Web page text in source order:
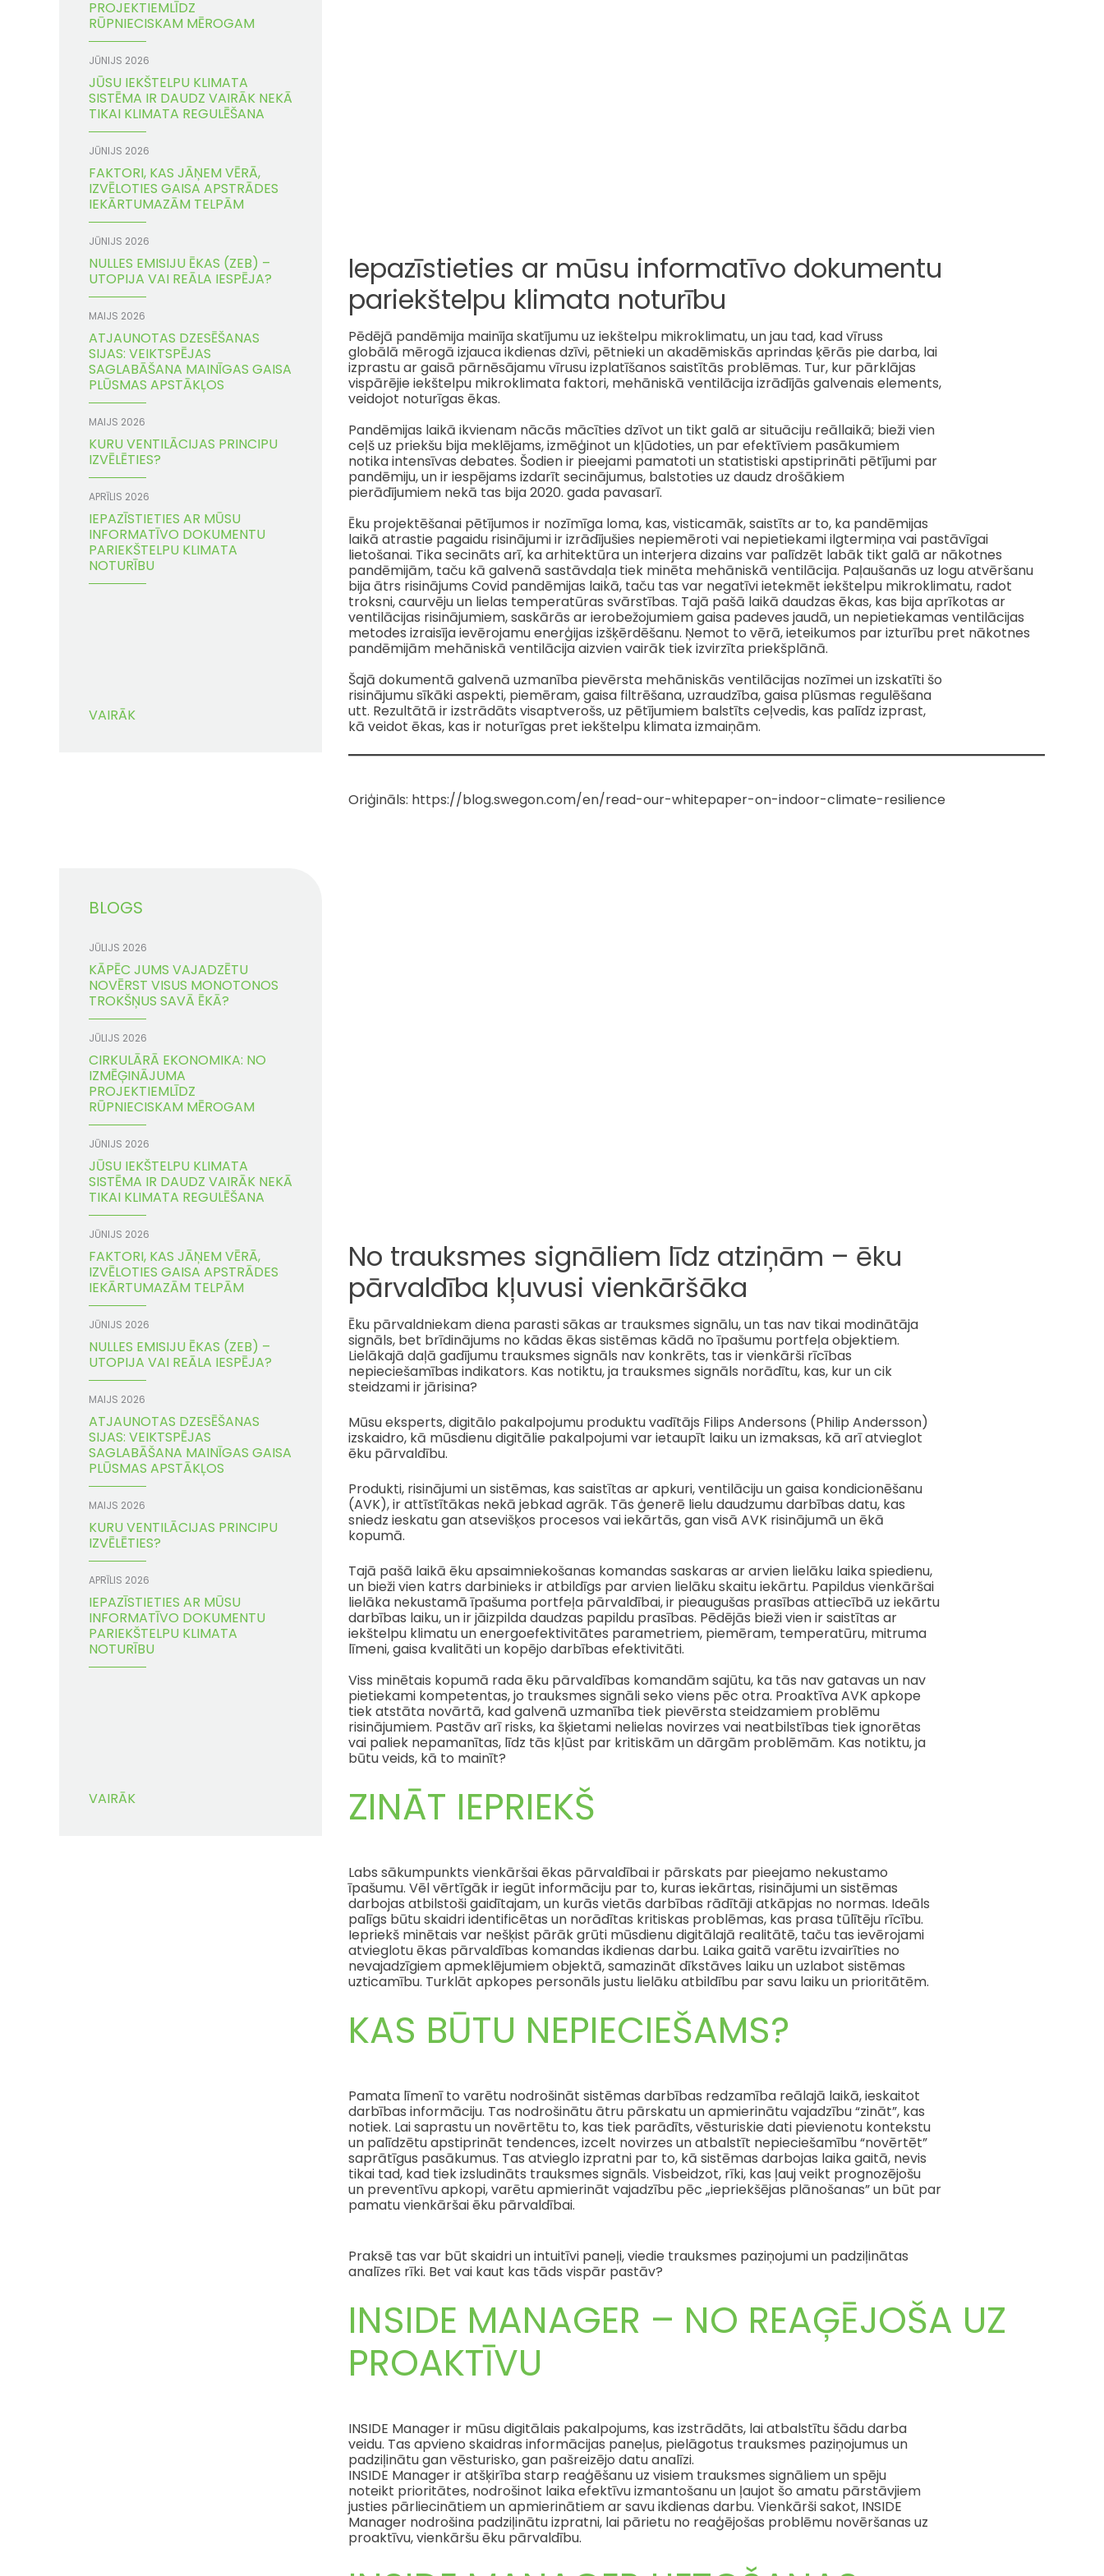
PROJEKTIEMLĪDZ
RŪPNIECISKAM MĒROGAM
JŪNIJS 2026
JŪSU IEKŠTELPU KLIMATA
SISTĒMA IR DAUDZ VAIRĀK NEKĀ
TIKAI KLIMATA REGULĒŠANA
JŪNIJS 2026
FAKTORI, KAS JĀŅEM VĒRĀ,
IZVĒLOTIES GAISA APSTRĀDES
IEKĀRTUMAZĀM TELPĀM
JŪNIJS 2026
NULLES EMISIJU ĒKAS (ZEB) –
UTOPIJA VAI REĀLA IESPĒJA?
MAIJS 2026
ATJAUNOTAS DZESĒŠANAS
SIJAS: VEIKTSPĒJAS
SAGLABĀŠANA MAINĪGAS GAISA
PLŪSMAS APSTĀKĻOS
MAIJS 2026
KURU VENTILĀCIJAS PRINCIPU
IZVĒLĒTIES?
APRĪLIS 2026
IEPAZĪSTIETIES AR MŪSU
INFORMATĪVO DOKUMENTU
PARIEKŠTELPU KLIMATA
NOTURĪBU
VAIRĀK
Iepazīstieties ar mūsu informatīvo dokumentu
pariekštelpu klimata noturību
Pēdējā pandēmija mainīja skatījumu uz iekštelpu mikroklimatu, un jau tad, kad vīruss
globālā mērogā izjauca ikdienas dzīvi, pētnieki un akadēmiskās aprindas ķērās pie darba, lai
izprastu ar gaisā pārnēsājamu vīrusu izplatīšanos saistītās problēmas. Tur, kur pārklājas
vispārējie iekštelpu mikroklimata faktori, mehāniskā ventilācija izrādījās galvenais elements,
veidojot noturīgas ēkas.
Pandēmijas laikā ikvienam nācās mācīties dzīvot un tikt galā ar situāciju reāllaikā; bieži vien
ceļš uz priekšu bija meklējams, izmēģinot un kļūdoties, un par efektīviem pasākumiem
notika intensīvas debates. Šodien ir pieejami pamatoti un statistiski apstiprināti pētījumi par
pandēmiju, un ir iespējams izdarīt secinājumus, balstoties uz daudz drošākiem
pierādījumiem nekā tas bija 2020. gada pavasarī.
Ēku projektēšanai pētījumos ir nozīmīga loma, kas, visticamāk, saistīts ar to, ka pandēmijas
laikā atrastie pagaidu risinājumi ir izrādījušies nepiemēroti vai nepietiekami ilgtermiņa vai pastāvīgai
lietošanai. Tika secināts arī, ka arhitektūra un interjera dizains var palīdzēt labāk tikt galā ar nākotnes
pandēmijām, taču kā galvenā sastāvdaļa tiek minēta mehāniskā ventilācija. Paļaušanās uz logu atvēršanu
bija ātrs risinājums Covid pandēmijas laikā, taču tas var negatīvi ietekmēt iekštelpu mikroklimatu, radot
troksni, caurvēju un lielas temperatūras svārstības. Tajā pašā laikā daudzas ēkas, kas bija aprīkotas ar
ventilācijas risinājumiem, saskārās ar ierobežojumiem gaisa padeves jaudā, un nepietiekamas ventilācijas
metodes izraisīja ievērojamu enerģijas izšķērdēšanu. Ņemot to vērā, ieteikumos par izturību pret nākotnes
pandēmijām mehāniskā ventilācija aizvien vairāk tiek izvirzīta priekšplānā.
Šajā dokumentā galvenā uzmanība pievērsta mehāniskās ventilācijas nozīmei un izskatīti šo
risinājumu sīkāki aspekti, piemēram, gaisa filtrēšana, uzraudzība, gaisa plūsmas regulēšana
utt. Rezultātā ir izstrādāts visaptverošs, uz pētījumiem balstīts ceļvedis, kas palīdz izprast,
kā veidot ēkas, kas ir noturīgas pret iekštelpu klimata izmaiņām.
Oriģināls: https://blog.swegon.com/en/read-our-whitepaper-on-indoor-climate-resilience
BLOGS
JŪLIJS 2026
KĀPĒC JUMS VAJADZĒTU
NOVĒRST VISUS MONOTONOS
TROKŠŅUS SAVĀ ĒKĀ?
JŪLIJS 2026
CIRKULĀRĀ EKONOMIKA: NO
IZMĒĢINĀJUMA
PROJEKTIEMLĪDZ
RŪPNIECISKAM MĒROGAM
JŪNIJS 2026
JŪSU IEKŠTELPU KLIMATA
SISTĒMA IR DAUDZ VAIRĀK NEKĀ
TIKAI KLIMATA REGULĒŠANA
JŪNIJS 2026
FAKTORI, KAS JĀŅEM VĒRĀ,
IZVĒLOTIES GAISA APSTRĀDES
IEKĀRTUMAZĀM TELPĀM
JŪNIJS 2026
NULLES EMISIJU ĒKAS (ZEB) –
UTOPIJA VAI REĀLA IESPĒJA?
MAIJS 2026
ATJAUNOTAS DZESĒŠANAS
SIJAS: VEIKTSPĒJAS
SAGLABĀŠANA MAINĪGAS GAISA
PLŪSMAS APSTĀKĻOS
MAIJS 2026
KURU VENTILĀCIJAS PRINCIPU
IZVĒLĒTIES?
APRĪLIS 2026
IEPAZĪSTIETIES AR MŪSU
INFORMATĪVO DOKUMENTU
PARIEKŠTELPU KLIMATA
NOTURĪBU
VAIRĀK
No trauksmes signāliem līdz atziņām – ēku
pārvaldība kļuvusi vienkāršāka
Ēku pārvaldniekam diena parasti sākas ar trauksmes signālu, un tas nav tikai modinātāja
signāls, bet brīdinājums no kādas ēkas sistēmas kādā no īpašumu portfeļa objektiem.
Lielākajā daļā gadījumu trauksmes signāls nav konkrēts, tas ir vienkārši rīcības
nepieciešamības indikators. Kas notiktu, ja trauksmes signāls norādītu, kas, kur un cik
steidzami ir jārisina?
Mūsu eksperts, digitālo pakalpojumu produktu vadītājs Filips Andersons (Philip Andersson)
izskaidro, kā mūsdienu digitālie pakalpojumi var ietaupīt laiku un izmaksas, kā arī atvieglot
ēku pārvaldību.
Produkti, risinājumi un sistēmas, kas saistītas ar apkuri, ventilāciju un gaisa kondicionēšanu
(AVK), ir attīstītākas nekā jebkad agrāk. Tās ģenerē lielu daudzumu darbības datu, kas
sniedz ieskatu gan atsevišķos procesos vai iekārtās, gan visā AVK risinājumā un ēkā
kopumā.
Tajā pašā laikā ēku apsaimniekošanas komandas saskaras ar arvien lielāku laika spiedienu,
un bieži vien katrs darbinieks ir atbildīgs par arvien lielāku skaitu iekārtu. Papildus vienkāršai
lielāka nekustamā īpašuma portfeļa pārvaldībai, ir pieaugušas prasības attiecībā uz iekārtu
darbības laiku, un ir jāizpilda daudzas papildu prasības. Pēdējās bieži vien ir saistītas ar
iekštelpu klimatu un energoefektivitātes parametriem, piemēram, temperatūru, mitruma
līmeni, gaisa kvalitāti un kopējo darbības efektivitāti.
Viss minētais kopumā rada ēku pārvaldības komandām sajūtu, ka tās nav gatavas un nav
pietiekami kompetentas, jo trauksmes signāli seko viens pēc otra. Proaktīva AVK apkope
tiek atstāta novārtā, kad galvenā uzmanība tiek pievērsta steidzamiem problēmu
risinājumiem. Pastāv arī risks, ka šķietami nelielas novirzes vai neatbilstības tiek ignorētas
vai paliek nepamanītas, līdz tās kļūst par kritiskām un dārgām problēmām. Kas notiktu, ja
būtu veids, kā to mainīt?
ZINĀT IEPRIEKŠ
Labs sākumpunkts vienkāršai ēkas pārvaldībai ir pārskats par pieejamo nekustamo
īpašumu. Vēl vērtīgāk ir iegūt informāciju par to, kuras iekārtas, risinājumi un sistēmas
darbojas atbilstoši gaidītajam, un kurās vietās darbības rādītāji atkāpjas no normas. Ideāls
palīgs būtu skaidri identificētas un norādītas kritiskas problēmas, kas prasa tūlītēju rīcību.
Iepriekš minētais var nešķist pārāk grūti mūsdienu digitālajā realitātē, taču tas ievērojami
atvieglotu ēkas pārvaldības komandas ikdienas darbu. Laika gaitā varētu izvairīties no
nevajadzīgiem apmeklējumiem objektā, samazināt dīkstāves laiku un uzlabot sistēmas
uzticamību. Turklāt apkopes personāls justu lielāku atbildību par savu laiku un prioritātēm.
KAS BŪTU NEPIECIEŠAMS?
Pamata līmenī to varētu nodrošināt sistēmas darbības redzamība reālajā laikā, ieskaitot
darbības informāciju. Tas nodrošinātu ātru pārskatu un apmierinātu vajadzību “zināt”, kas
notiek. Lai saprastu un novērtētu to, kas tiek parādīts, vēsturiskie dati pievienotu kontekstu
un palīdzētu apstiprināt tendences, izcelt novirzes un atbalstīt nepieciešamību “novērtēt”
saprātīgus pasākumus. Tas atvieglo izpratni par to, kā sistēmas darbojas laika gaitā, nevis
tikai tad, kad tiek izsludināts trauksmes signāls. Visbeidzot, rīki, kas ļauj veikt prognozējošu
un preventīvu apkopi, varētu apmierināt vajadzību pēc „iepriekšējas plānošanas” un būt par
pamatu vienkāršai ēku pārvaldībai.
Praksē tas var būt skaidri un intuitīvi paneļi, viedie trauksmes paziņojumi un padziļinātas
analīzes rīki. Bet vai kaut kas tāds vispār pastāv?
INSIDE MANAGER – NO REAĢĒJOŠA UZ
PROAKTĪVU
INSIDE Manager ir mūsu digitālais pakalpojums, kas izstrādāts, lai atbalstītu šādu darba
veidu. Tas apvieno skaidras informācijas paneļus, pielāgotus trauksmes paziņojumus un
padziļinātu gan vēsturisko, gan pašreizējo datu analīzi.
INSIDE Manager ir atšķirība starp reaģēšanu uz visiem trauksmes signāliem un spēju
noteikt prioritātes, nodrošinot laika efektīvu izmantošanu un ļaujot šo amatu pārstāvjiem
justies pārliecinātiem un apmierinātiem ar savu ikdienas darbu. Vienkārši sakot, INSIDE
Manager nodrošina padziļinātu izpratni, lai pārietu no reaģējošas problēmu novēršanas uz
proaktīvu, vienkāršu ēku pārvaldību.